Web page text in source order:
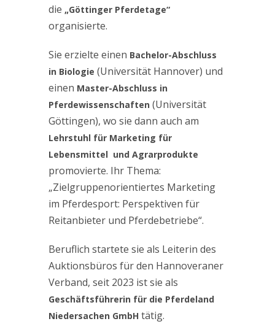
die „Göttinger Pferdetage“
organisierte.
Sie erzielte einen Bachelor-Abschluss
in Biologie (Universität Hannover) und
einen Master-Abschluss in
Pferdewissenschaften (Universität
Göttingen), wo sie dann auch am
Lehrstuhl für Marketing für
Lebensmittel und Agrarprodukte
promovierte. Ihr Thema:
„Zielgruppenorientiertes Marketing
im Pferdesport: Perspektiven für
Reitanbieter und Pferdebetriebe“.
Beruflich startete sie als Leiterin des
Auktionsbüros für den Hannoveraner
Verband, seit 2023 ist sie als
Geschäftsführerin für die Pferdeland
Niedersachen GmbH tätig.